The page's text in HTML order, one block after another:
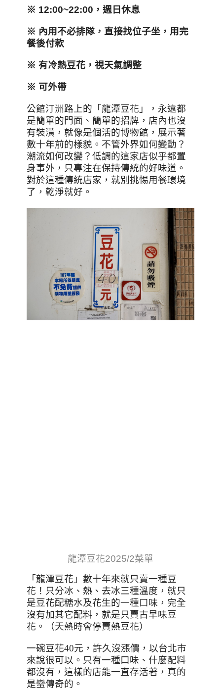
※ 12:00~22:00，週日休息
※ 內用不必排隊，直接找位子坐，用完
餐後付款
※ 有冷熱豆花，視天氣調整
※ 可外帶
公館汀洲路上的「龍潭豆花」，永遠都
是簡單的門面、簡單的招牌，店內也沒
有裝潢，就像是個活的博物館，展示著
數十年前的樣貌。不管外界如何變動？
潮流如何改變？低調的這家店似乎都置
身事外，只專注在保持傳統的好味道。
對於這種傳統店家，就別挑惕用餐環境
了，乾淨就好。
龍潭豆花2025/2菜單
「龍潭豆花」數十年來就只賣一種豆
花！只分冰、熱、去冰三種溫度，就只
是豆花配糖水及花生的一種口味，完全
沒有加其它配料，就是只賣古早味豆
花。（天熱時會停賣熱豆花）
一碗豆花40元，許久沒漲價，以台北市
來說很可以。只有一種口味、什麼配料
都沒有，這樣的店能一直存活著，真的
是蠻傳奇的。